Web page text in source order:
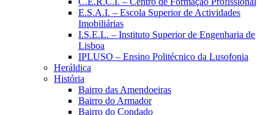
E.S.A.I. – Escola Superior de Actividades
Imobiliárias
I.S.E.L. – Instituto Superior de Engenharia de
Lisboa
IPLUSO – Ensino Politécnico da Lusofonia
Heráldica
História
Bairro das Amendoeiras
Bairro do Armador
Bairro do Condado